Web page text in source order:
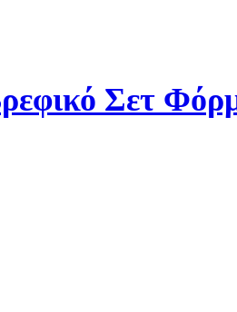
Σετ